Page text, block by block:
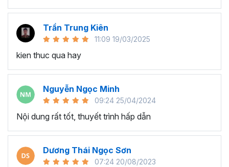
Xây dựng giao diện người dùng thông qua việc lập
trình Form.
Sử dụng các điều khiển và thực hiện các tương tác
Lập trình sự kiện:
Thành thạo xử lý sự kiện như nút nhấn, thay đổi giá
trị ô, và các sự kiện khác.
Tư duy xử lý các bài toán bằng VBA:
Phát triển khả năng tư duy lập trình để giải quyết các
vấn đề và bài toán cụ thể.
Trần Trung Kiên
11:09 19/03/2025
kien thuc qua hay
Nguyễn Ngọc Minh
09:24 25/04/2024
Nội dung rất tốt, thuyết trình hấp dẫn
Dương Thái Ngọc Sơn
07:24 20/08/2023